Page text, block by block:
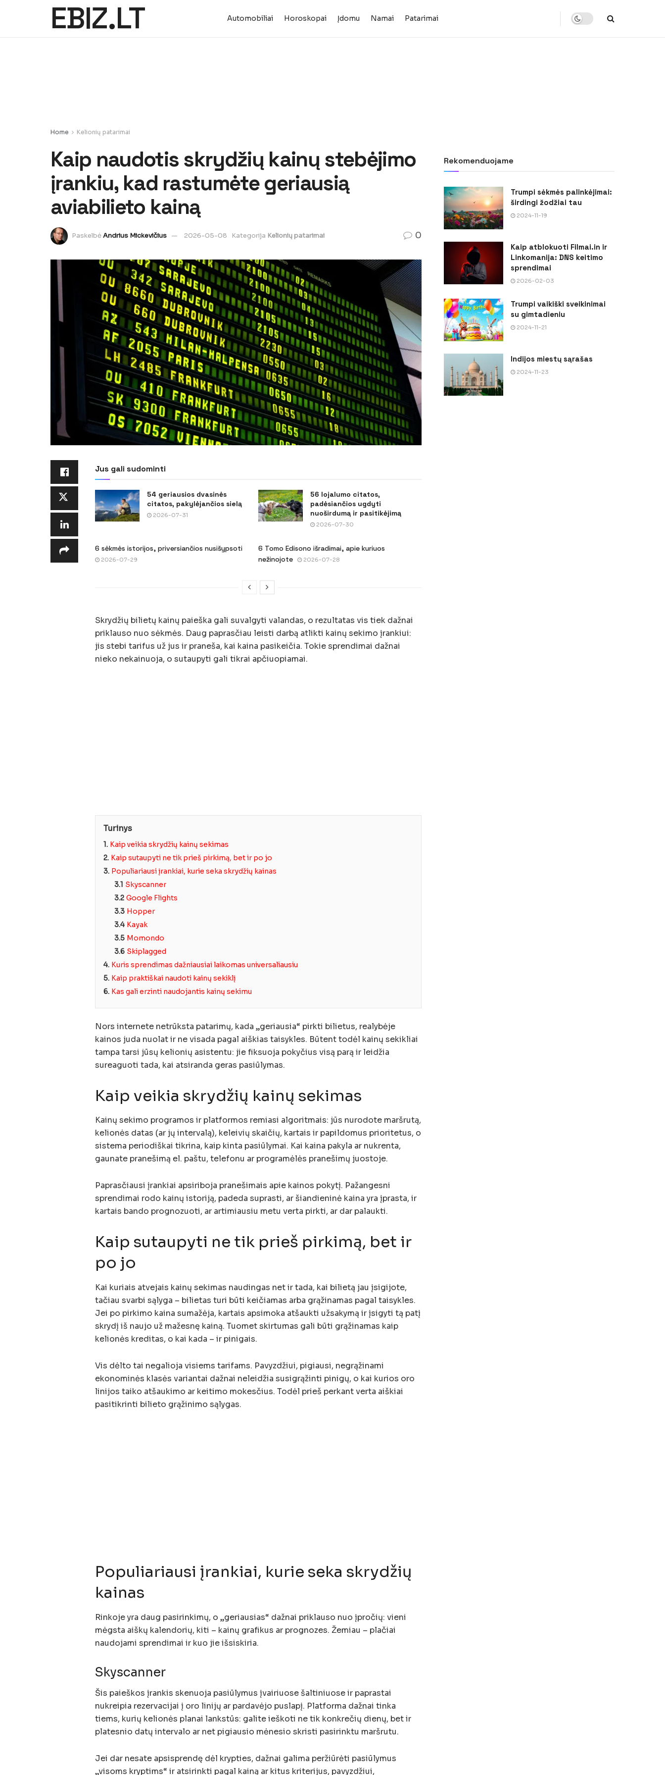
EBIZ.LT Automobiliai Horoskopai Įdomu Namai Patarimai
Home Kelionių patarimai
Kaip naudotis skrydžių kainų stebėjimo
įrankiu, kad rastumėte geriausią
aviabilieto kainą
PaskelbėAndrius Mickevičius 2026-05-08 Kategorija Kelionių patarimai 0
Jus gali sudominti
54 geriausios dvasinės
citatos, pakylėjančios sielą
2026-07-31
56 lojalumo citatos,
padėsiančios ugdyti
nuoširdumą ir pasitikėjimą
2026-07-30
6 sėkmės istorijos, priversiančios nusišypsoti
2026-07-29
6 Tomo Edisono išradimai, apie kuriuos
nežinojote
2026-07-28
Skrydžių bilietų kainų paieška gali suvalgyti valandas, o rezultatas vis tiek dažnai
priklauso nuo sėkmės. Daug paprasčiau leisti darbą atlikti kainų sekimo įrankiui:
jis stebi tarifus už jus ir praneša, kai kaina pasikeičia. Tokie sprendimai dažnai
nieko nekainuoja, o sutaupyti gali tikrai apčiuopiamai.
Turinys
1. Kaip veikia skrydžių kainų sekimas
2. Kaip sutaupyti ne tik prieš pirkimą, bet ir po jo
3. Populiariausi įrankiai, kurie seka skrydžių kainas
3.1 Skyscanner
3.2 Google Flights
3.3 Hopper
3.4 Kayak
3.5 Momondo
3.6 Skiplagged
4. Kuris sprendimas dažniausiai laikomas universaliausiu
5. Kaip praktiškai naudoti kainų sekiklį
6. Kas gali erzinti naudojantis kainų sekimu
Nors internete netrūksta patarimų, kada „geriausia“ pirkti bilietus, realybėje
kainos juda nuolat ir ne visada pagal aiškias taisykles. Būtent todėl kainų sekikliai
tampa tarsi jūsų kelionių asistentu: jie fiksuoja pokyčius visą parą ir leidžia
sureaguoti tada, kai atsiranda geras pasiūlymas.
Kaip veikia skrydžių kainų sekimas
Kainų sekimo programos ir platformos remiasi algoritmais: jūs nurodote maršrutą,
kelionės datas (ar jų intervalą), keleivių skaičių, kartais ir papildomus prioritetus, o
sistema periodiškai tikrina, kaip kinta pasiūlymai. Kai kaina pakyla ar nukrenta,
gaunate pranešimą el. paštu, telefonu ar programėlės pranešimų juostoje.
Paprasčiausi įrankiai apsiriboja pranešimais apie kainos pokytį. Pažangesni
sprendimai rodo kainų istoriją, padeda suprasti, ar šiandieninė kaina yra įprasta, ir
kartais bando prognozuoti, ar artimiausiu metu verta pirkti, ar dar palaukti.
Kaip sutaupyti ne tik prieš pirkimą, bet ir
po jo
Kai kuriais atvejais kainų sekimas naudingas net ir tada, kai bilietą jau įsigijote,
tačiau svarbi sąlyga – bilietas turi būti keičiamas arba grąžinamas pagal taisykles.
Jei po pirkimo kaina sumažėja, kartais apsimoka atšaukti užsakymą ir įsigyti tą patį
skrydį iš naujo už mažesnę kainą. Tuomet skirtumas gali būti grąžinamas kaip
kelionės kreditas, o kai kada – ir pinigais.
Vis dėlto tai negalioja visiems tarifams. Pavyzdžiui, pigiausi, negrąžinami
ekonominės klasės variantai dažnai neleidžia susigrąžinti pinigų, o kai kurios oro
linijos taiko atšaukimo ar keitimo mokesčius. Todėl prieš perkant verta aiškiai
pasitikrinti bilieto grąžinimo sąlygas.
Populiariausi įrankiai, kurie seka skrydžių
kainas
Rinkoje yra daug pasirinkimų, o „geriausias“ dažnai priklauso nuo įpročių: vieni
mėgsta aiškų kalendorių, kiti – kainų grafikus ar prognozes. Žemiau – plačiai
naudojami sprendimai ir kuo jie išsiskiria.
Skyscanner
Šis paieškos įrankis skenuoja pasiūlymus įvairiuose šaltiniuose ir paprastai
nukreipia rezervacijai į oro linijų ar pardavėjo puslapį. Platforma dažnai tinka
tiems, kurių kelionės planai lankstūs: galite ieškoti ne tik konkrečių dienų, bet ir
platesnio datų intervalo ar net pigiausio mėnesio skristi pasirinktu maršrutu.
Jei dar nesate apsisprendę dėl krypties, dažnai galima peržiūrėti pasiūlymus
„visoms kryptims“ ir atsirinkti pagal kainą ar kitus kriterijus, pavyzdžiui,
Rekomenduojame
Trumpi sėkmės palinkėjimai:
širdingi žodžiai tau
2024-11-19
Kaip atblokuoti Filmai.in ir
Linkomanija: DNS keitimo
sprendimai
2026-02-03
Trumpi vaikiški sveikinimai
su gimtadieniu
2024-11-21
Indijos miestų sąrašas
2024-11-23